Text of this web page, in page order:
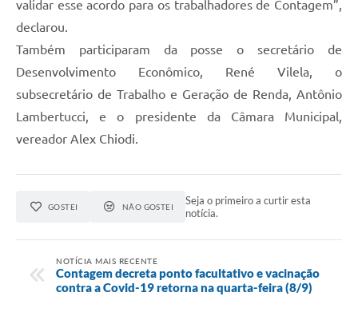
validar esse acordo para os trabalhadores de Contagem”,
declarou.
Também participaram da posse o secretário de
Desenvolvimento Econômico, René Vilela, o
subsecretário de Trabalho e Geração de Renda, Antônio
Lambertucci, e o presidente da Câmara Municipal,
vereador Alex Chiodi.
GOSTEI NÃO GOSTEI
Seja o primeiro a curtir esta
notícia.
NOTÍCIA MAIS RECENTE
Contagem decreta ponto facultativo e vacinação
contra a Covid-19 retorna na quarta-feira (8/9)